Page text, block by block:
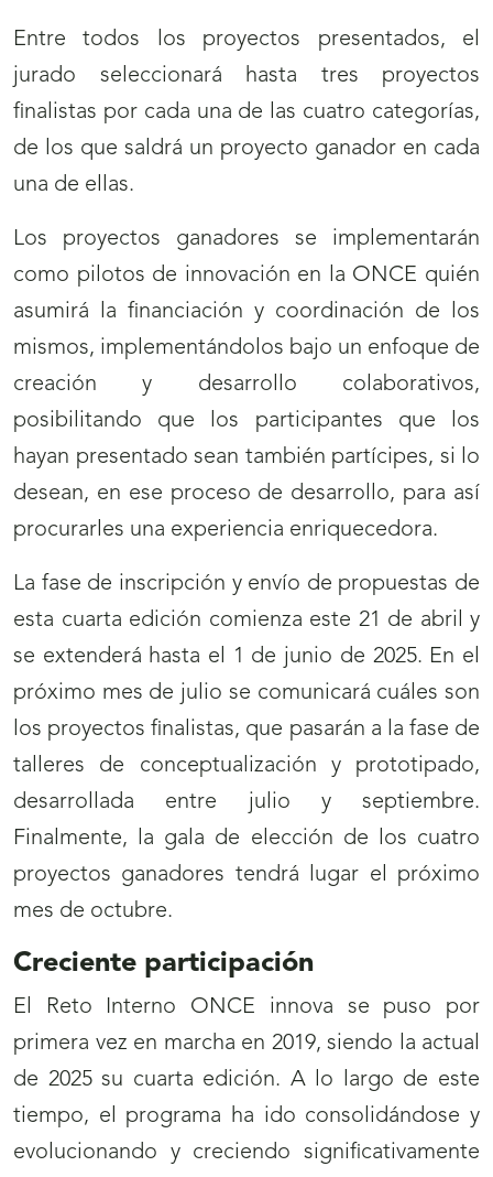
Entre todos los proyectos presentados, el
jurado seleccionará hasta tres proyectos
finalistas por cada una de las cuatro categorías,
de los que saldrá un proyecto ganador en cada
una de ellas.
Los proyectos ganadores se implementarán
como pilotos de innovación en la ONCE quién
asumirá la financiación y coordinación de los
mismos, implementándolos bajo un enfoque de
creación y desarrollo colaborativos,
posibilitando que los participantes que los
hayan presentado sean también partícipes, si lo
desean, en ese proceso de desarrollo, para así
procurarles una experiencia enriquecedora.
La fase de inscripción y envío de propuestas de
esta cuarta edición comienza este 21 de abril y
se extenderá hasta el 1 de junio de 2025. En el
próximo mes de julio se comunicará cuáles son
los proyectos finalistas, que pasarán a la fase de
talleres de conceptualización y prototipado,
desarrollada entre julio y septiembre.
Finalmente, la gala de elección de los cuatro
proyectos ganadores tendrá lugar el próximo
mes de octubre.
Creciente participación
El Reto Interno ONCE innova se puso por
primera vez en marcha en 2019, siendo la actual
de 2025 su cuarta edición. A lo largo de este
tiempo, el programa ha ido consolidándose y
evolucionando y creciendo significativamente